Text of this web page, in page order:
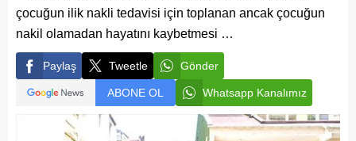
çocuğun ilik nakli tedavisi için toplanan ancak çocuğun
nakil olamadan hayatını kaybetmesi …
Paylaş Tweetle Gönder
ABONE OL Whatsapp Kanalımız